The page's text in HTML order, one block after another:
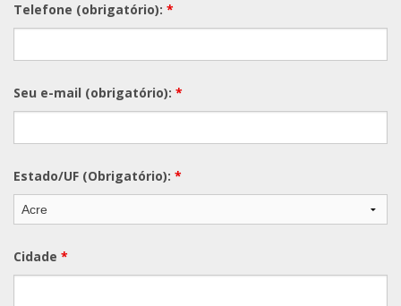
Telefone (obrigatório): *
Seu e-mail (obrigatório): *
Estado/UF (Obrigatório): *
Cidade *